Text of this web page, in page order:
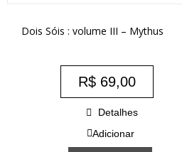
Dois Sóis : volume III – Mythus
R$69,00
Detalhes
Adicionar